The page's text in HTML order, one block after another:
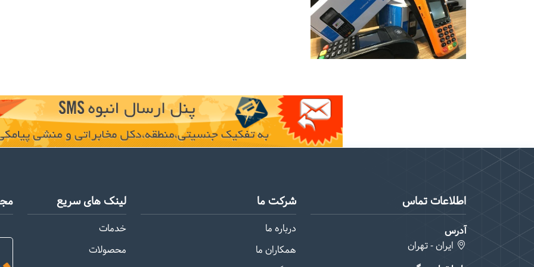
اطلاعات تماس
آدرس
ایران - تهران
شرکت ما
درباره ما
همکاران ما
لینک های سریع
خدمات
محصولات